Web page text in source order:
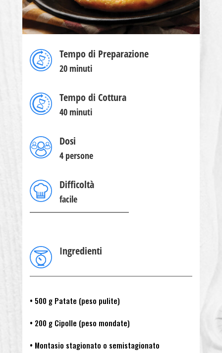
Tempo di Preparazione
20 minuti
Tempo di Cottura
40 minuti
Dosi
4 persone
Difficoltà
facile
Ingredienti
• 500 g Patate (peso pulite)
• 200 g Cipolle (peso mondate)
• Montasio stagionato o semistagionato